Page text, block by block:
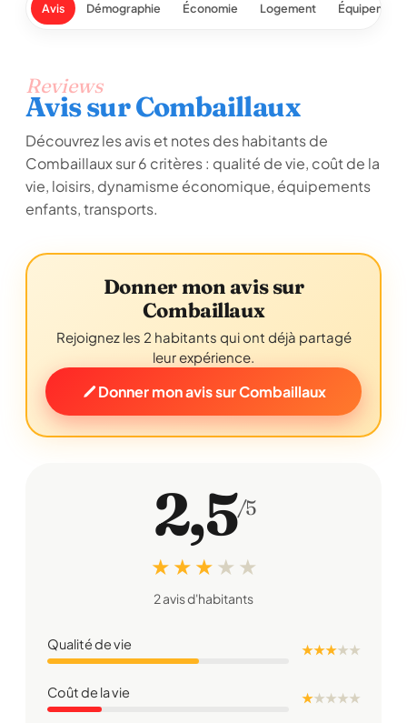
Avis Démographie Économie Logement
Reviews
Avis sur Combaillaux
Découvrez les avis et notes des habitants de
Combaillaux sur 6 critères : qualité de vie, coût de la
vie, loisirs, dynamisme économique, équipements
enfants, transports.
Donner mon avis sur
Combaillaux
Rejoignez les 2 habitants qui ont déjà partagé
leur expérience.
Donner mon avis sur Combaillaux
2,5/5
★ ★ ★ ★ ★
2 avis d'habitants
Qualité de vie ★ ★ ★★★
Coût de la vie ★★★★★